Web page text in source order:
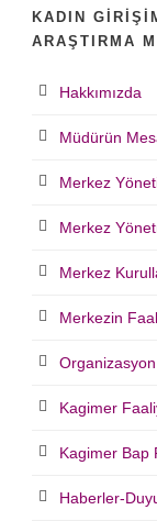
KADIN
ARAŞTIRMA
Hakkımızda
Müdürün
Merkez
Merkez
Merkez
Merkezin
Organizasyon
Kagimer
Kagimer Bap
Haberler-